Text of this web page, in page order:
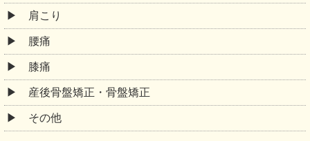
肩こり
腰痛
膝痛
産後骨盤矯正・骨盤矯正
その他